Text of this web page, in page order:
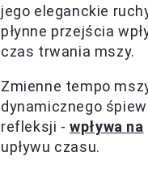
jego eleganckie
płynne przejścia
czas trwania mszy.
Zmienne tempo
dynamicznego
refleksji -wpływa na
upływu czasu.